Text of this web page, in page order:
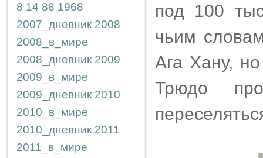
8 14 88 1968
2007_дневник 2008
2008_в_мире
2008_дневник 2009
2009_в_мире
2009_дневник 2010
2010_в_мире
2010_дневник 2011
2011_в_мире
под 100
чьим
Ага Хану,
Трюдо